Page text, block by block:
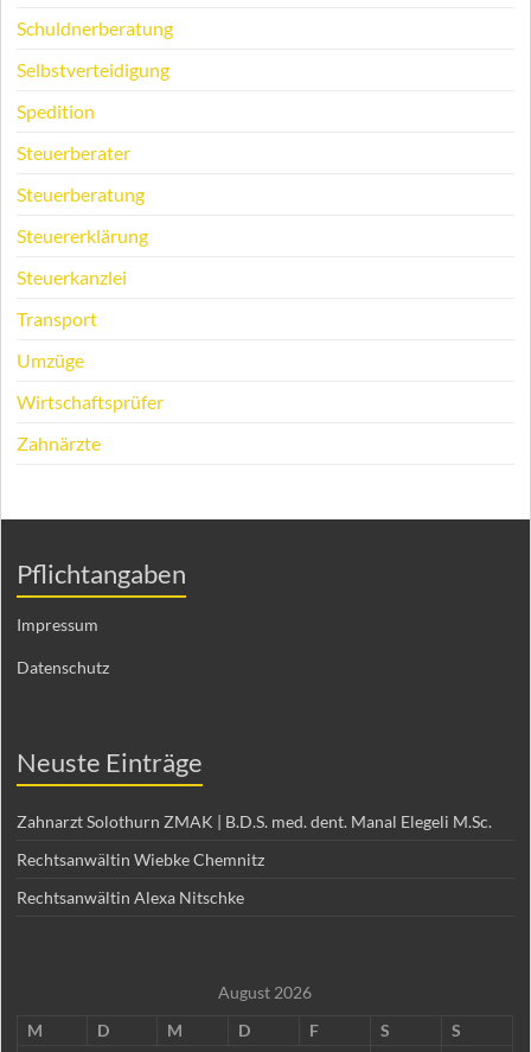
Schuldnerberatung
Selbstverteidigung
Spedition
Steuerberater
Steuerberatung
Steuererklärung
Steuerkanzlei
Transport
Umzüge
Wirtschaftsprüfer
Zahnärzte
Pflichtangaben
Impressum
Datenschutz
Neuste Einträge
Zahnarzt Solothurn ZMAK | B.D.S. med. dent. Manal Elegeli M.Sc.
Rechtsanwältin Wiebke Chemnitz
Rechtsanwältin Alexa Nitschke
August 2026
M
D M D F S
S